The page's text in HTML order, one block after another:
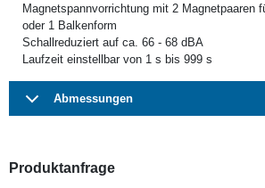
Magnetspannvorrichtung mit 2 Magnetpaaren
oder 1 Balkenform
Schallreduziert auf ca. 66 - 68 dBA
Laufzeit einstellbar von 1 s bis 999 s
Abmessungen
Produktanfrage